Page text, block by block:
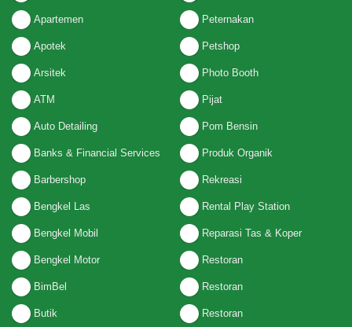
Apartemen
Apotek
Arsitek
ATM
Auto Detailing
Banks & Financial Services
Barbershop
Bengkel Las
Bengkel Mobil
Bengkel Motor
BimBel
Butik
Peternakan
Petshop
Photo Booth
Pijat
Pom Bensin
Produk Organik
Rekreasi
Rental Play Station
Reparasi Tas & Koper
Restoran
Restoran
Restoran